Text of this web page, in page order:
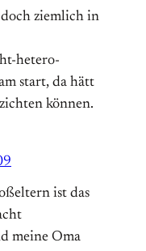
doch ziemlich in
hetero-
start, da hätt
können.
ist das
meine Oma